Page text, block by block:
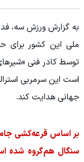
به گزارش ورزش سه،
توسط کادر فنی
است این سرمربی
جهانی هدایت کند.
بر اساس قرعه‌کشی جام